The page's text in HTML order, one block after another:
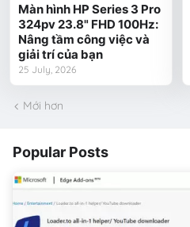
Màn hình HP Series 3 Pro
324pv 23.8" FHD 100Hz:
Nâng tầm công việc và
giải trí của bạn
25 July, 2026
Mới hơn
Popular Posts